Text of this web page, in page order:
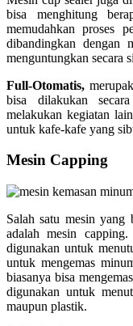
bisa menghitung
memudahkan proses
dibandingkan dengan
menguntungkan secara
Full-Otomatis,
bisa dilakukan
melakukan kegiatan
untuk kafe-kafe yang
Mesin Capping
Salah satu mesin yang
adalah mesin
digunakan untuk
untuk mengemas
biasanya bisa
digunakan untuk
maupun plastik.